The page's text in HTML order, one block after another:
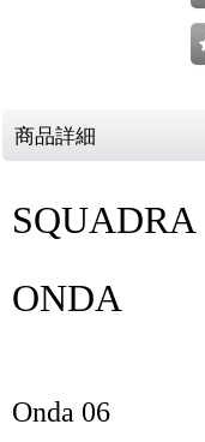
商品詳細
SQUADRA
ONDA
Onda 06